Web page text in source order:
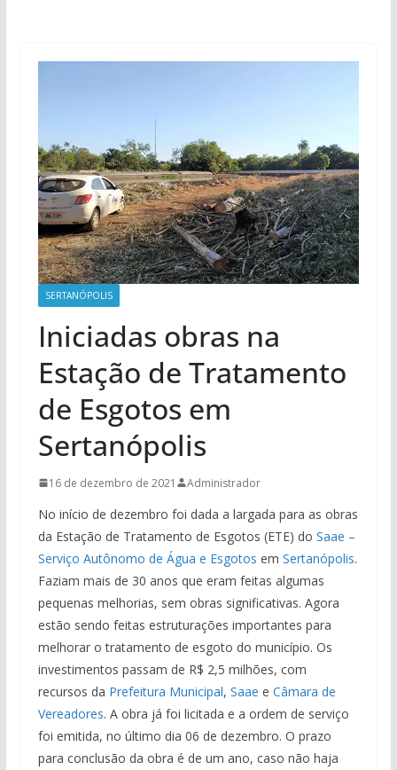
SERTANÓPOLIS
Iniciadas obras na
Estação de Tratamento
de Esgotos em
Sertanópolis
16 de dezembro de 2021 Administrador
No início de dezembro foi dada a largada para as obras
da Estação de Tratamento de Esgotos (ETE) do Saae –
Serviço Autônomo de Água e Esgotos em Sertanópolis.
Faziam mais de 30 anos que eram feitas algumas
pequenas melhorias, sem obras significativas. Agora
estão sendo feitas estruturações importantes para
melhorar o tratamento de esgoto do município. Os
investimentos passam de R$ 2,5 milhões, com
recursos da Prefeitura Municipal, Saae e Câmara de
Vereadores. A obra já foi licitada e a ordem de serviço
foi emitida, no último dia 06 de dezembro. O prazo
para conclusão da obra é de um ano, caso não haja